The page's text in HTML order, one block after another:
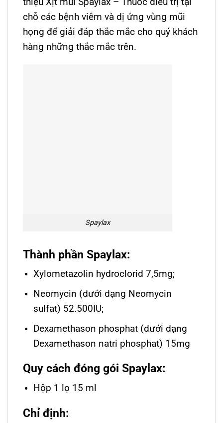
chỗ các bệnh viêm và dị ứng vùng mũi
họng để giải đáp thắc mắc cho quý khách
hàng những thắc mắc trên.
Spaylax
Thành phần Spaylax:
Xylometazolin hydroclorid 7,5mg;
Neomycin (dưới dạng Neomycin
sulfat) 52.500IU;
Dexamethason phosphat (dưới dạng
Dexamethason natri phosphat) 15mg
Quy cách đóng gói Spaylax:
Hộp 1 lọ 15 ml
Chỉ định: